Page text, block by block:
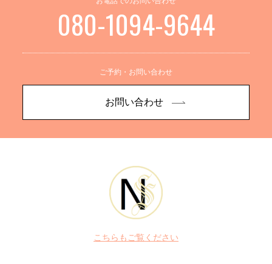
080-1094-9644
ご予約・お問い合わせ
お問い合わせ
こちらもご覧ください